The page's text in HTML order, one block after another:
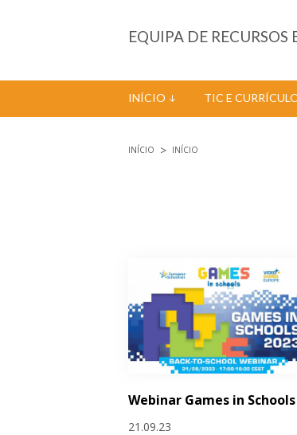
EQUIPA DE
INÍCIO TIC E
INÍCIO INÍCIO
Webinar Games in Schools
21.09.23
Páginas